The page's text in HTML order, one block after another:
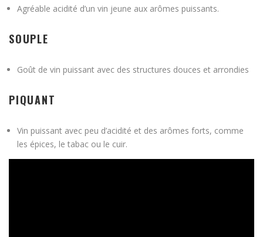
Agréable acidité d’un vin jeune aux arômes puissants.
SOUPLE
Goût de vin puissant avec des structures douces et arrondies
PIQUANT
Vin puissant avec peu d’acidité et des arômes forts, comme
les épices, le tabac ou le cuir.